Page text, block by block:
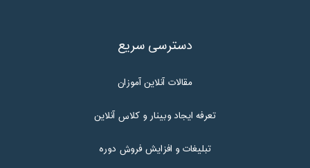
دسترسی سریع
مقالات آنلاین آموزان
تعرفه ایجاد وبینار و کلاس آنلاین
تبلیغات و افزایش فروش دوره